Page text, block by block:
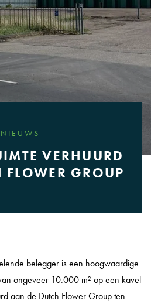
NIEUWS
VERHUURD
GROUP
belegger is een hoogwaardige
ongeveer 10.000 m² op een kavel
aan de Dutch Flower Group ten